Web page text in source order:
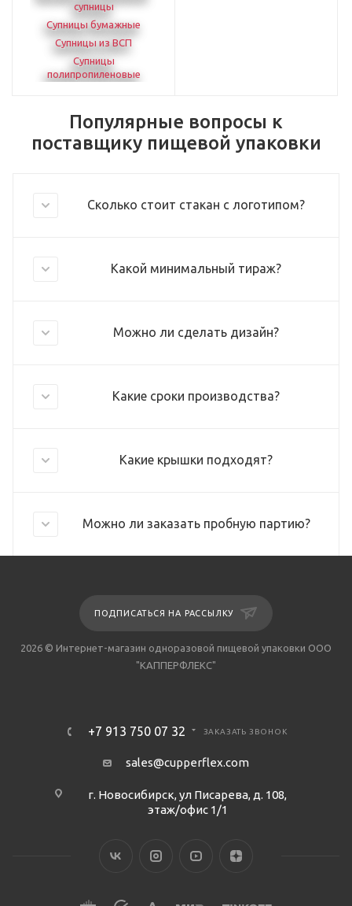
супницы
Супницы бумажные
Супницы из ВСП
Супницы
полипропиленовые
Популярные вопросы к
поставщику пищевой упаковки
Сколько стоит стакан с логотипом?
Какой минимальный тираж?
Можно ли сделать дизайн?
Какие сроки производства?
Какие крышки подходят?
Можно ли заказать пробную партию?
ПОДПИСАТЬСЯ НА РАССЫЛКУ
2026 © Интернет-магазин одноразовой пищевой упаковки ООО
"КАППЕРФЛЕКС"
+7 913 750 07 32 ЗАКАЗАТЬ ЗВОНОК
sales@cupperflex.com
г. Новосибирск, ул Писарева, д. 108,
этаж/офис 1/1